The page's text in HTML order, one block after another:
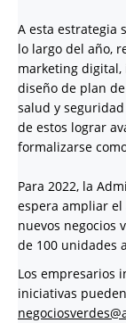
A esta estrategia
lo largo del año,
marketing digital,
diseño de plan
salud y
de estos lograr
formalizarse
Para 2022, la
espera ampliar
nuevos negocios
de 100 unidades
Los empresarios
iniciativas